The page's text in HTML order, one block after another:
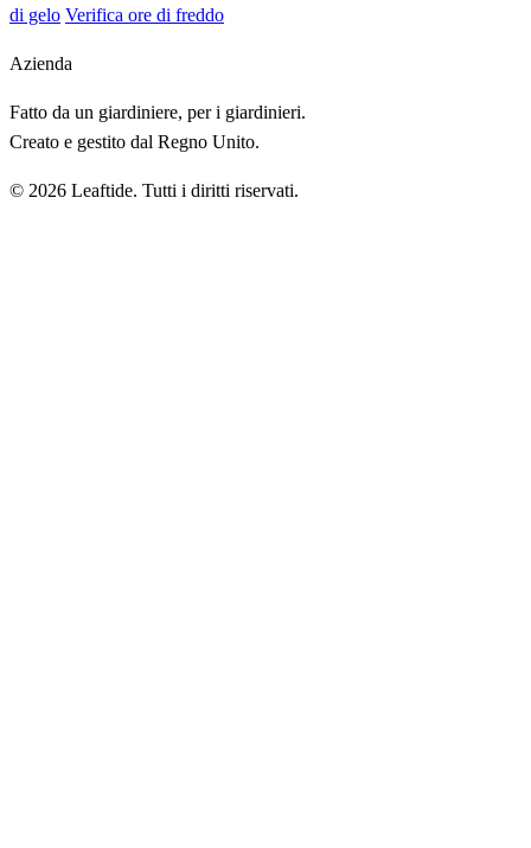
di gelo Verifica ore di freddo
Azienda
Fatto da un giardiniere, per i giardinieri.
Creato e gestito dal Regno Unito.
© 2026 Leaftide. Tutti i diritti riservati.